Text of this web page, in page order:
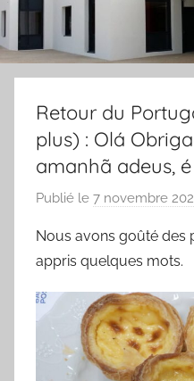
Retour du
plus) : Olá
amanhã adeus,
Publié le 7 novembre
Nous avons goûté des
appris quelques mots.